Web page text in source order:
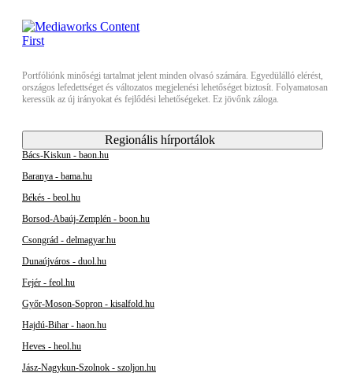
Portfóliónk minőségi tartalmat jelent minden olvasó számára. Egyedülálló elérést,
országos lefedettséget és változatos megjelenési lehetőséget biztosít. Folyamatosan
keressük az új irányokat és fejlődési lehetőségeket. Ez jövőnk záloga.
Regionális hírportálok
Bács-Kiskun - baon.hu
Baranya - bama.hu
Békés - beol.hu
Borsod-Abaúj-Zemplén - boon.hu
Csongrád - delmagyar.hu
Dunaújváros - duol.hu
Fejér - feol.hu
Győr-Moson-Sopron - kisalfold.hu
Hajdú-Bihar - haon.hu
Heves - heol.hu
Jász-Nagykun-Szolnok - szoljon.hu